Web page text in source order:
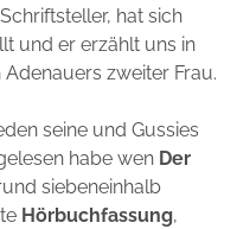
hat sich
und er erzählt uns in
zweiter Frau.
seine und Gussies
habe wen Der
siebeneinhalb
Hörbuchfassung,